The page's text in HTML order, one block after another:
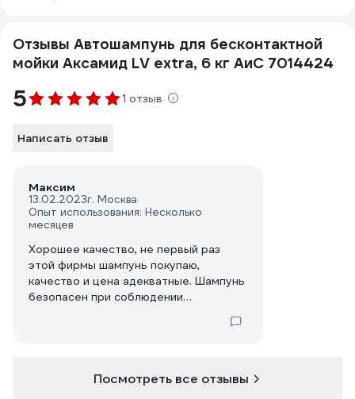
Отзывы Автошампунь для бесконтактной
мойки Аксамид LV extra, 6 кг АиС 7014424
5 1 отзыв
Написать отзыв
Максим
13.02.2023г. Москва
Опыт использования: Несколько
месяцев
Хорошее качество, не первый раз
этой фирмы шампунь покупаю,
качество и цена адекватные. Шампунь
безопасен при соблюдении
Думаю, еще от мойки зависит многое,
Посмотреть все отзывы